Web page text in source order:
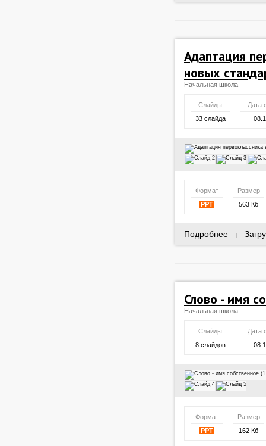
Адаптация
новых
Начальная школа
Слайды
Дата
33 слайда
Формат
Размер
PPT
563 Кб
Подробнее
Слово - имя
Начальная школа
Слайды
Дата
8 слайдов
Формат
Размер
PPT
162 Кб